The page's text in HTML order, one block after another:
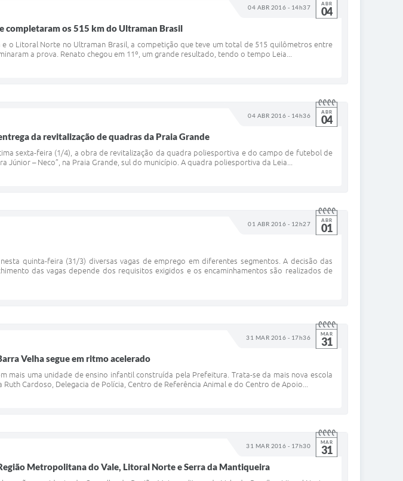
04 ABR 2016 - 14h37 ABR
04
completaram os 515 km do Ultraman Brasil
o Litoral Norte no Ultraman Brasil, a competição que teve um total de 515 quilômetros entre
a prova. Renato chegou em 11º, um grande resultado, tendo o tempo Leia...
04 ABR 2016 - 14h36 ABR
04
da revitalização de quadras da Praia Grande
sexta-feira (1/4), a obra de revitalização da quadra poliesportiva e do campo de futebol de
Júnior – Neco”, na Praia Grande, sul do município. A quadra poliesportiva da Leia...
01 ABR 2016 - 12h27 ABR
01
quinta-feira (31/3) diversas vagas de emprego em diferentes segmentos. A decisão das
das vagas depende dos requisitos exigidos e os encaminhamentos são realizados de
31 MAR 2016 - 17h36 MAR
31
Velha segue em ritmo acelerado
mais uma unidade de ensino infantil construída pela Prefeitura. Trata-se da mais nova escola
Cardoso, Delegacia de Polícia, Centro de Referência Animal e do Centro de Apoio...
31 MAR 2016 - 17h30 MAR
31
Metropolitana do Vale, Litoral Norte e Serra da Mantiqueira